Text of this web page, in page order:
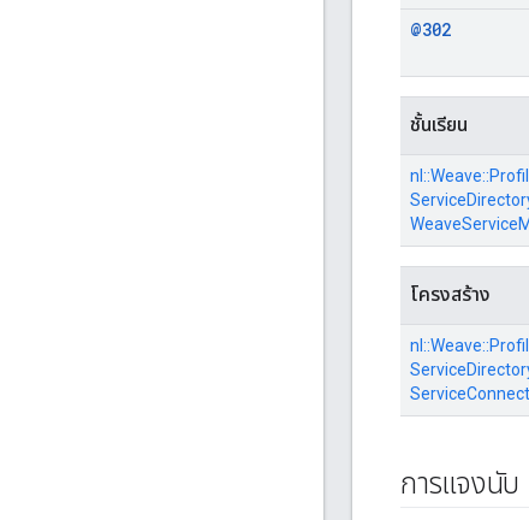
@302
ชั้นเรียน
nl::Weave::
โครงสร้าง
nl::Weave::
การแจงนับ